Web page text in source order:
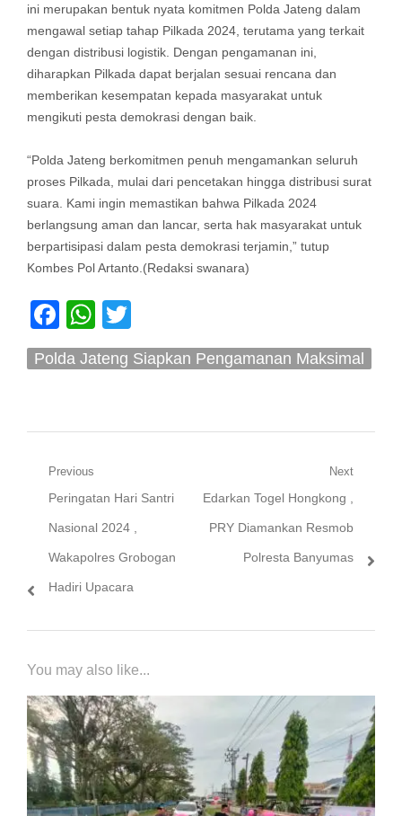
ini merupakan bentuk nyata komitmen Polda Jateng dalam
mengawal setiap tahap Pilkada 2024, terutama yang terkait
dengan distribusi logistik. Dengan pengamanan ini,
diharapkan Pilkada dapat berjalan sesuai rencana dan
memberikan kesempatan kepada masyarakat untuk
mengikuti pesta demokrasi dengan baik.
“Polda Jateng berkomitmen penuh mengamankan seluruh
proses Pilkada, mulai dari pencetakan hingga distribusi surat
suara. Kami ingin memastikan bahwa Pilkada 2024
berlangsung aman dan lancar, serta hak masyarakat untuk
berpartisipasi dalam pesta demokrasi terjamin,” tutup
Kombes Pol Artanto.(Redaksi swanara)
Facebook
WhatsApp
Polda Jateng Siapkan Pengamanan Maksimal
Navigasi
pos
Previous
Previous
post:
Peringatan Hari Santri
Nasional 2024 ,
Wakapolres Grobogan
Hadiri Upacara
Next
Next
post:
Edarkan Togel Hongkong ,
PRY Diamankan Resmob
Polresta Banyumas
You may also like...